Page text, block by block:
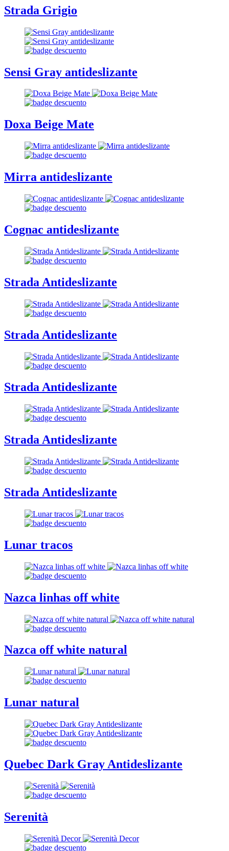
Strada Grigio
Sensi Gray antideslizante
Doxa Beige Mate
Mirra antideslizante
Cognac antideslizante
Strada Antideslizante
Strada Antideslizante
Strada Antideslizante
Strada Antideslizante
Strada Antideslizante
Lunar tracos
Nazca linhas off white
Nazca off white natural
Lunar natural
Quebec Dark Gray Antideslizante
Serenità